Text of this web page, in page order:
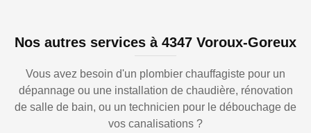
Nos autres services à 4347 Voroux-Goreux
Vous avez besoin d'un plombier chauffagiste pour un
dépannage ou une installation de chaudière, rénovation
de salle de bain, ou un technicien pour le débouchage de
vos canalisations ?